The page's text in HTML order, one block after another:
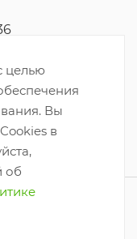
целью
Вы
в
об